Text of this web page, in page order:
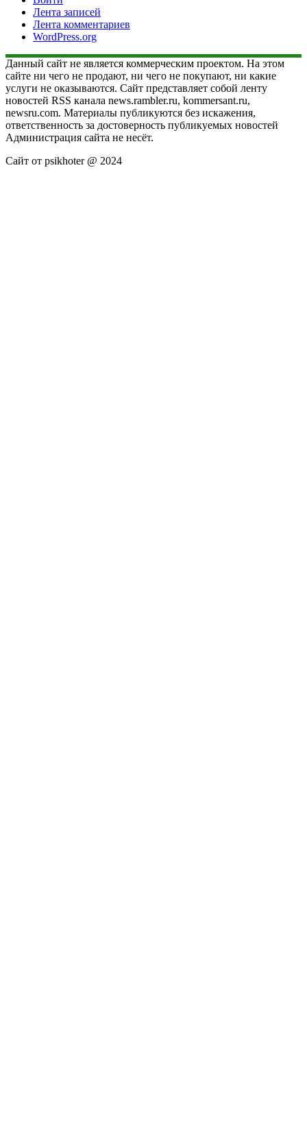
Лента записей
Лента комментариев
WordPress.org
Данный сайт не является коммерческим проектом. На этом
сайте ни чего не продают, ни чего не покупают, ни какие
услуги не оказываются. Сайт представляет собой ленту
новостей RSS канала news.rambler.ru, kommersant.ru,
newsru.com. Материалы публикуются без искажения,
ответственность за достоверность публикуемых новостей
Администрация сайта не несёт.
Сайт от psikhoter @ 2024